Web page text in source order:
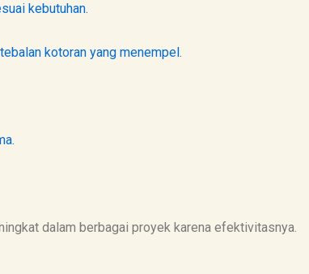
kebutuhan.
kotoran yang menempel.
dalam berbagai proyek karena efektivitasnya.